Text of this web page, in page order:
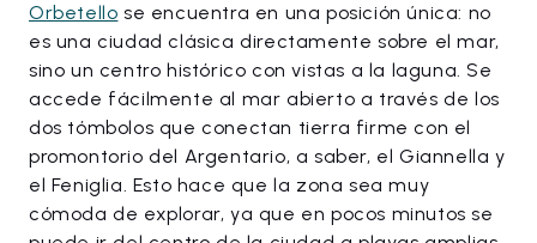
Orbetello se encuentra en una posición única: no
es una ciudad clásica directamente sobre el mar,
sino un centro histórico con vistas a la laguna. Se
accede fácilmente al mar abierto a través de los
dos tómbolos que conectan tierra firme con el
promontorio del Argentario, a saber, el Giannella y
el Feniglia. Esto hace que la zona sea muy
cómoda de explorar, ya que en pocos minutos se